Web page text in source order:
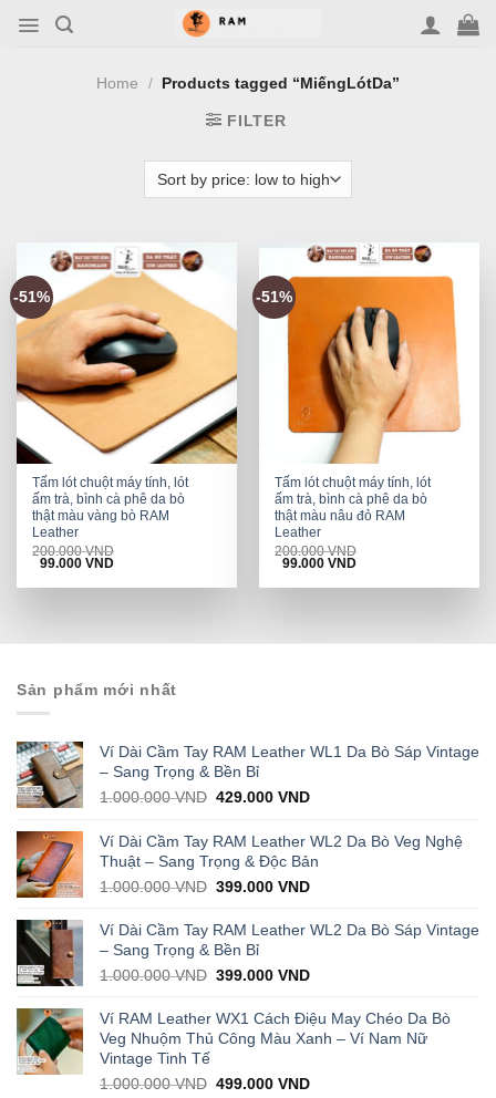
Home
/ Products tagged “MiếngLótDa”
FILTER
-51%
Tấm lót chuột máy tính, lót
ấm trà, bình cà phê da bò
thật màu vàng bò RAM
Leather
200.000VND
Original
was:
99.000VNDCurrent
is:
-51%
Tấm lót chuột máy tính, lót
ấm trà, bình cà phê da bò
thật màu nâu đỏ RAM
Leather
200.000VND
Original
was:
99.000VNDCurrent
is:
Sản phẩm mới nhất
Ví Dài Cầm Tay RAM Leather WL1 Da Bò Sáp Vintage
– Sang Trọng & Bền Bỉ
1.000.000VND Original
was:
1.000.000 VND.
429.000VNDCurrent
is:
429.000 VND.
Ví Dài Cầm Tay RAM Leather WL2 Da Bò Veg Nghệ
Thuật – Sang Trọng & Độc Bản
1.000.000VND Original
was:
1.000.000 VND.
399.000VNDCurrent
is:
Ví Dài Cầm Tay RAM Leather WL2 Da Bò Sáp Vintage
– Sang Trọng & Bền Bỉ
1.000.000VND Original
was:
1.000.000 VND.
399.000VNDCurrent
is:
399.000 VND.
Ví RAM Leather WX1 Cách Điệu May Chéo Da Bò
Veg Nhuộm Thủ Công Màu Xanh – Ví Nam Nữ
Vintage Tinh Tế
1.000.000VND Original
499.000VNDCurrent